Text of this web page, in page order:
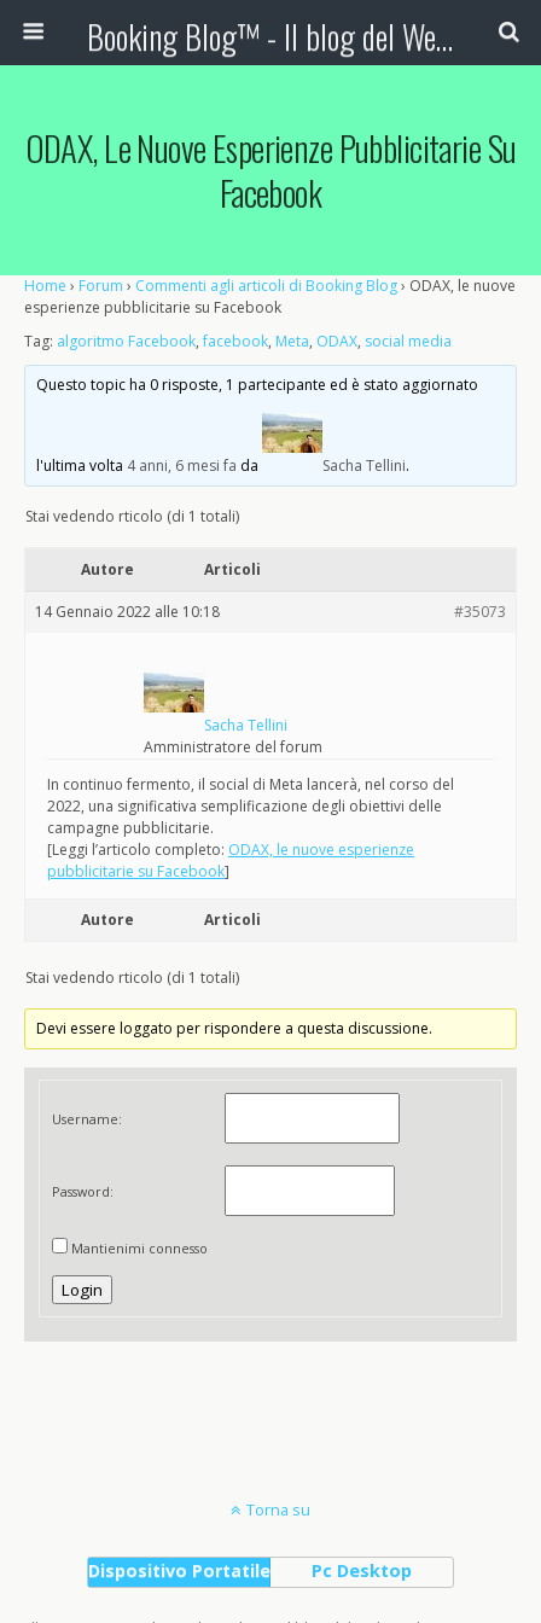
Booking Blog™ - Il blog del Web Marketing Turistico
ODAX, Le Nuove Esperienze Pubblicitarie Su
Facebook
Home › Forum › Commenti agli articoli di Booking Blog› ODAX, le nuove
esperienze pubblicitarie su Facebook
Tag: algoritmo Facebook,facebook, Meta, ODAX, social media
Questo topic ha 0 risposte, 1 partecipante ed è stato aggiornato
l'ultima volta 4 anni, 6 mesi fa da Sacha Tellini.
Stai vedendo rticolo (di 1 totali)
Autore Articoli
14 Gennaio 2022 alle 10:18 #35073
Sacha Tellini
Amministratore del forum
In continuo fermento, il social di Meta lancerà, nel corso del
2022, una significativa semplificazione degli obiettivi delle
campagne pubblicitarie.
[Leggi l’articolo completo: ODAX, le nuove esperienze
pubblicitarie su Facebook]
Autore Articoli
Stai vedendo rticolo (di 1 totali)
Devi essere loggato per rispondere a questa discussione.
Username:
Password:
Mantienimi connesso
Login
Torna su
Dispositivo Portatile Pc Desktop